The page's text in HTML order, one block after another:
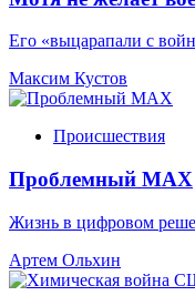
Его «выцарапали с
Максим Кустов
Происшествия
Проблемный МАХ
Жизнь в цифровом
Артем Ольхин